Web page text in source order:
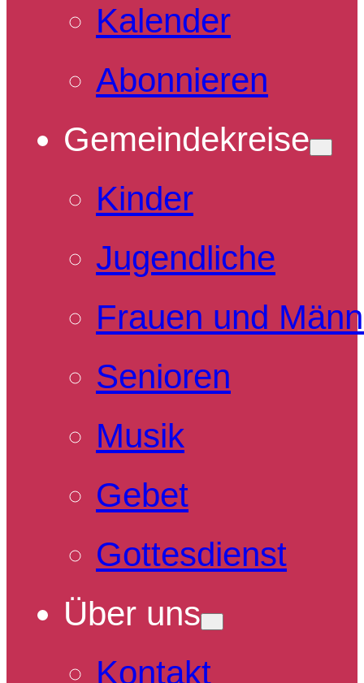
Kalender
Abonnieren
Gemeindekreise
Kinder
Jugendliche
Frauen und
Senioren
Musik
Gebet
Gottesdienst
Über uns
Kontakt